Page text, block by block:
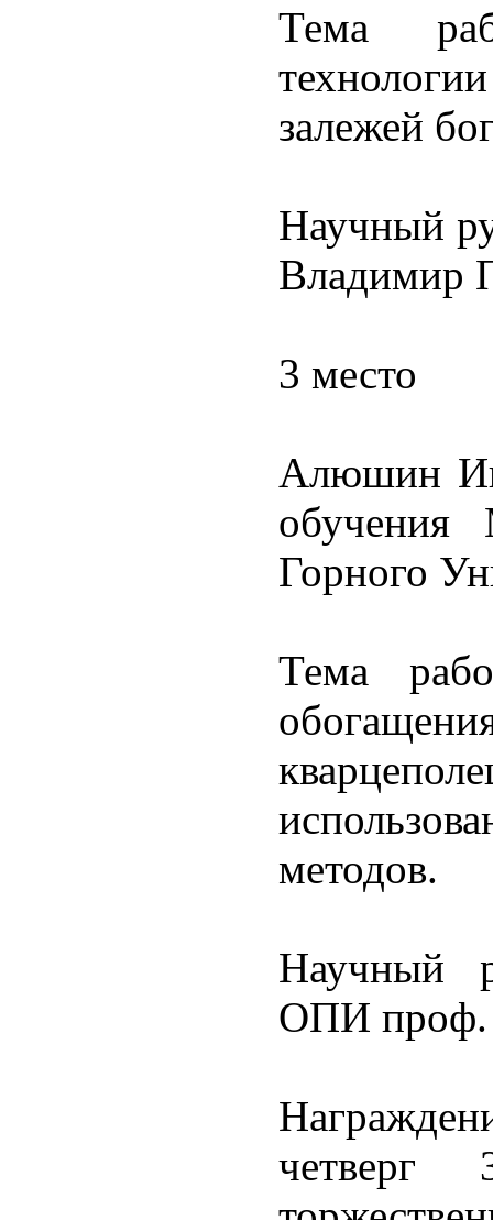
Тема
залежей
Научный
Владимир
3 место
Алюшин
обучения
Горного
Тема
методов.
Научный
ОПИ проф.